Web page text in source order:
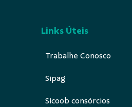
Links Úteis
Trabalhe Conosco
Sipag
Sicoob consórcios